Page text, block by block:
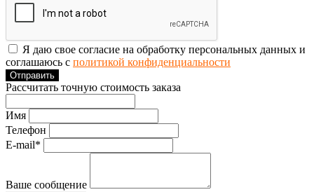
Я даю свое согласие на обработку персональных данных и
соглашаюсь с политикой конфиденциальности
Отправить
Рассчитать точную стоимость заказа
Имя
Телефон
E-mail*
Ваше сообщение